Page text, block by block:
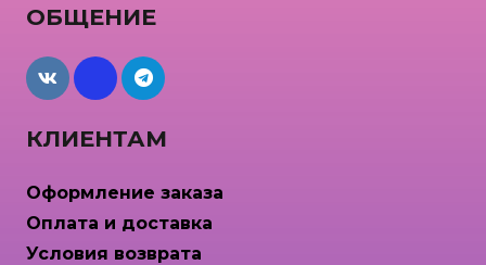
КЛИЕНТАМ
Оформление заказа
Оплата и доставка
Условия возврата
ОБЩЕНИЕ
maxcdn